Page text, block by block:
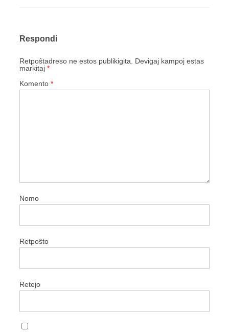
Respondi
Retpoŝtadreso ne estos publikigita.
Devigaj kampoj estas
markitaj *
Komento *
Nomo
Retpoŝto
Retejo